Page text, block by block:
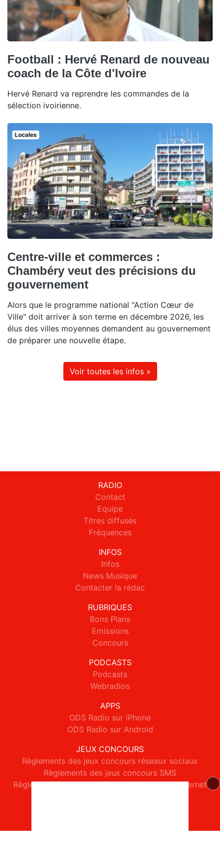
Football : Hervé Renard de nouveau
coach de la Côte d'Ivoire
Hervé Renard va reprendre les commandes de la
sélection ivoirienne.
Locales
Centre-ville et commerces :
Chambéry veut des précisions du
gouvernement
Alors que le programme national "Action Cœur de
Ville" doit arriver à son terme en décembre 2026, les
élus des villes moyennes demandent au gouvernement
de préparer une nouvelle étape.
Voir toutes les infos »
RADIO
Contact
Equipe
Titres diffusés
Fréquences
INFOS
Infos
News Musique
Contacter la rédac
RUBRIQUES
Bons Plans
Emissions
Concours
PODCASTS
Podcasts
Webradios
APPS
ODS Radio sur iPhone
ODS Radio sur Android
JEUX CONCOURS
Règlements des jeux concours réseaux sociaux
Règlements des jeux concours SMS
Règlements des jeux concours téléphone et internet